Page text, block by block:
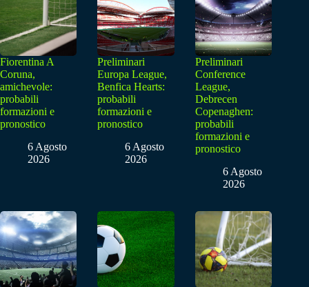
Fiorentina A
Coruna,
amichevole:
probabili
formazioni e
pronostico
6 Agosto
2026
Preliminari
Europa League,
Benfica Hearts:
probabili
formazioni e
pronostico
6 Agosto
2026
Preliminari
Conference
League,
Debrecen
Copenaghen:
probabili
formazioni e
pronostico
6 Agosto
2026